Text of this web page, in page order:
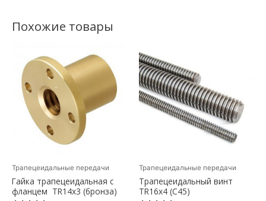
Похожие товары
Трапецеидальные передачи
Гайка трапецеидальная c
фланцем TR14x3 (бронза)
Трапецеидальные передачи
Трапецеидальный винт
TR16х4 (С45)